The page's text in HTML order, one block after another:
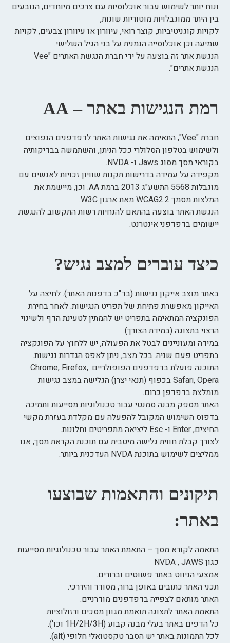
ונוח יותר לשימוש עבור אוכלוסיות עם צרכים מיוחדים, הנובעים
בין היתר ממוגבלויות מוטוריות שונות,
לקויות קוגניטיביות, קוצר רואי, עיוורון או עיוורון צבעים, לקויות
שמיעה וכן אוכלוסייה הנמנית על בני הגיל השלישי.
הנגשת אתר זה בוצעה על ידי חברת הנגשת האתרים "Vee
הנגשת אתרים".
רמת הנגישות באתר – AA
חברת "Vee", התאימה את נגישות האתר לדפדפנים הנפוצים
ולשימוש בטלפון הסלולרי ככל הניתן, והשתמשה בבדיקותיה
בקוראי מסך מסוג Jaws ו- NVDA.
מקפידה על עמידה בדרישות תקנות שוויון זכויות לאנשים עם
מוגבלות 5568 התשע"ג 2013 ברמת AA. וכן, מיישמת את
המלצות מסמך WCAG2.2 מאת ארגון W3C.
הנגשת האתר בוצעה בהתאם להנחיות רשות התקשוב להנגשת
יישומים בדפדפני אינטרנט.
כיצד עוברים למצב נגיש?
באתר מוצב אייקון נגישות (בד"כ בדפנות האתר). לחיצה על
האייקון מאפשרת פתיחת של תפריט הנגישות. לאחר בחירת
הפונקציה המתאימה בתפריט יש להמתין לטעינת הדף ולשינוי
הרצוי בתצוגה (במידת הצורך).
במידה ומעוניינים לבטל את הפעולה, יש ללחוץ על הפונקציה
בתפריט פעם שניה. בכל מצב, ניתן לאפס הגדרות נגישות.
התוכנה פועלת בדפדפנים הפופולריים: Chrome, Firefox,
Safari, Opera בכפוף (תנאי יצרן) הגלישה במצב נגישות
מומלצת בדפדפן כרום.
האתר מספק מבנה סמנטי עבור טכנולוגיות מסייעות ותמיכה
בדפוס השימוש המקובל להפעלה עם מקלדת בעזרת מקשי
החיצים, Enter ו- Esc ליציאה מתפריטים וחלונות.
לצורך קבלת חווית גלישה מיטבית עם תוכנת הקראת מסך, אנו
ממליצים לשימוש בתוכנת NVDA העדכנית ביותר.
תיקונים והתאמות שבוצעו
באתר:
התאמה לקורא מסך – התאמת האתר עבור טכנולוגיות מסייעות
כגון NVDA , JAWS
אמצעי הניווט באתר פשוטים וברורים.
תכני האתר כתובים באופן ברור, מסודר והיררכי.
האתר מותאם לצפייה בדפדפנים מודרניים.
התאמת האתר לתצוגה תואמת מגוון מסכים ורזולוציות.
כל הדפים באתר בעלי מבנה קבוע (1H/2H/3H וכו').
לכל התמונות באתר יש הסבר טקסטואלי חלופי (alt).